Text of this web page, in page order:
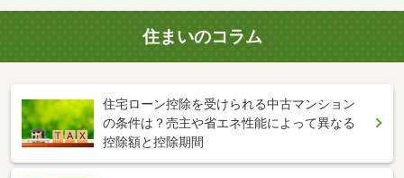
住まいのコラム
住宅ローン控除を受けられる中古マンション
の条件は？売主や省エネ性能によって異なる
控除額と控除期間